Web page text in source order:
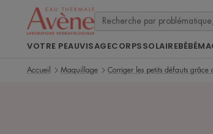
VOTRE PEAUVISAGECORPSSOLAIREBÉBÉ
Accueil Maquillage Corriger les petits défauts grâce